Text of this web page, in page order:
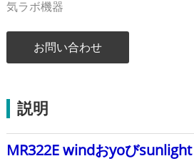
気ラボ機器
お問い合わせ
説明
MR322E windおyoび